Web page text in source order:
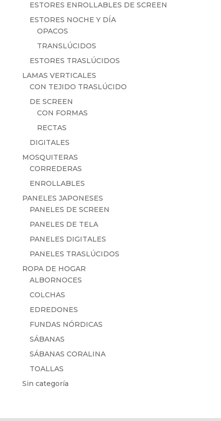
ESTORES ENROLLABLES DE SCREEN
ESTORES NOCHE Y DÍA
OPACOS
TRANSLÚCIDOS
ESTORES TRASLÚCIDOS
LAMAS VERTICALES
CON TEJIDO TRASLÚCIDO
DE SCREEN
CON FORMAS
RECTAS
DIGITALES
MOSQUITERAS
CORREDERAS
ENROLLABLES
PANELES JAPONESES
PANELES DE SCREEN
PANELES DE TELA
PANELES DIGITALES
PANELES TRASLÚCIDOS
ROPA DE HOGAR
ALBORNOCES
COLCHAS
EDREDONES
FUNDAS NÓRDICAS
SÁBANAS
SÁBANAS CORALINA
TOALLAS
Sin categoría